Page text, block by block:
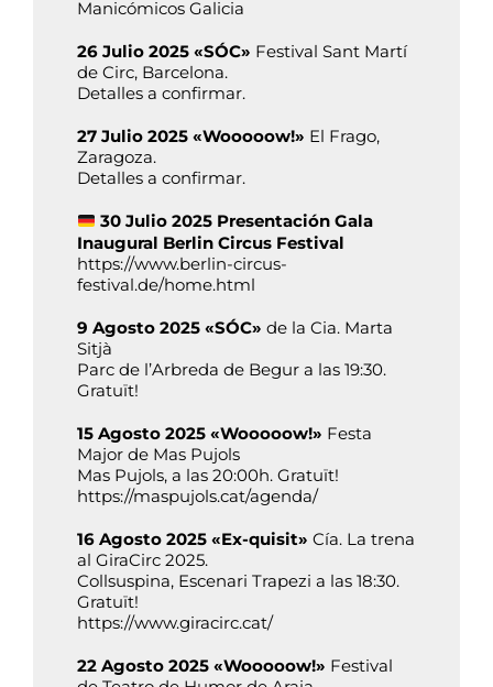
Manicómicos Galicia
26 Julio 2025 «SÓC» Festival Sant Martí
de Circ, Barcelona.
Detalles a confirmar.
27 Julio 2025 «Wooooow!» El Frago,
Zaragoza.
Detalles a confirmar.
30 Julio 2025 Presentación Gala
Inaugural Berlin Circus Festival
https://www.berlin-circus-
festival.de/home.html
9 Agosto 2025 «SÓC» de la Cia. Marta
Sitjà
Parc de l’Arbreda de Begur a las 19:30.
Gratuït!
15 Agosto 2025 «Wooooow!» Festa
Major de Mas Pujols
Mas Pujols, a las 20:00h. Gratuït!
https://maspujols.cat/agenda/
16 Agosto 2025 «Ex-quisit» Cía. La trena
al GiraCirc 2025.
Collsuspina, Escenari Trapezi a las 18:30.
Gratuït!
https://www.giracirc.cat/
22 Agosto 2025 «Wooooow!» Festival